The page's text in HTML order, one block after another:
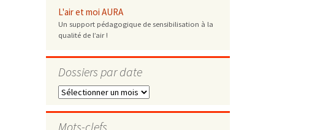
/ enfants
L'air et moi AURA
Un support pédagogique de sensibilisation à la
qualité de l’air !
Dossiers par date
Dossiers
date
Mots-clefs